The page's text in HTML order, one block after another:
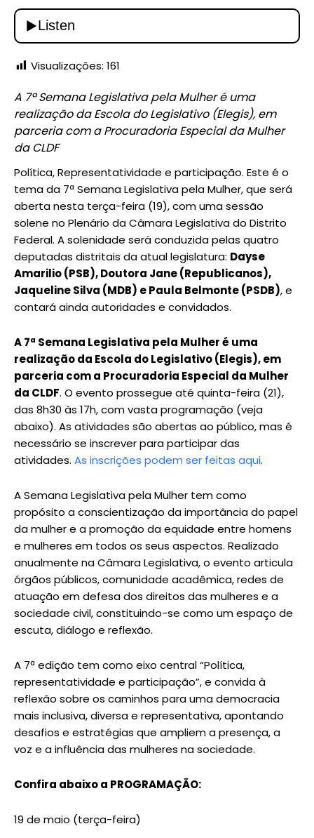
Visualizações: 161
A 7ª Semana Legislativa pela Mulher é uma
realização da Escola do Legislativo (Elegis), em
parceria com a Procuradoria Especial da Mulher
da CLDF
Política, Representatividade e participação. Este é o
tema da 7ª Semana Legislativa pela Mulher, que será
aberta nesta terça-feira (19), com uma sessão
solene no Plenário da Câmara Legislativa do Distrito
Federal. A solenidade será conduzida pelas quatro
deputadas distritais da atual legislatura: Dayse
Amarilio (PSB), Doutora Jane (Republicanos),
Jaqueline Silva (MDB) e Paula Belmonte (PSDB), e
contará ainda autoridades e convidados.
A 7ª Semana Legislativa pela Mulher é uma
realização da Escola do Legislativo (Elegis), em
parceria com a Procuradoria Especial da Mulher
da CLDF. O evento prossegue até quinta-feira (21),
das 8h30 às 17h, com vasta programação (veja
abaixo). As atividades são abertas ao público, mas é
necessário se inscrever para participar das
atividades. As inscrições podem ser feitas aqui.
A Semana Legislativa pela Mulher tem como
propósito a conscientização da importância do papel
da mulher e a promoção da equidade entre homens
e mulheres em todos os seus aspectos. Realizado
anualmente na Câmara Legislativa, o evento articula
órgãos públicos, comunidade acadêmica, redes de
atuação em defesa dos direitos das mulheres e a
sociedade civil, constituindo-se como um espaço de
escuta, diálogo e reflexão.
A 7ª edição tem como eixo central “Política,
representatividade e participação”, e convida à
reflexão sobre os caminhos para uma democracia
mais inclusiva, diversa e representativa, apontando
desafios e estratégias que ampliem a presença, a
voz e a influência das mulheres na sociedade.
Confira abaixo a PROGRAMAÇÃO:
19 de maio (terça-feira)